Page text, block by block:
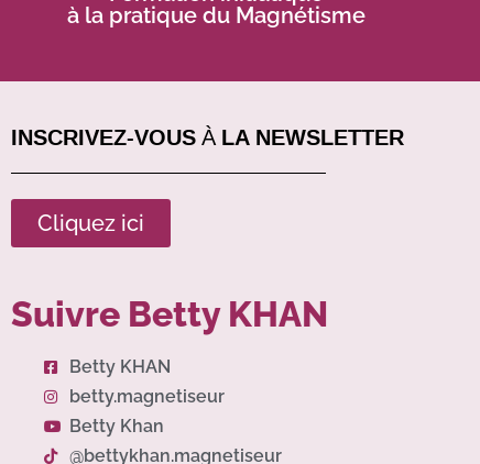
à la pratique du Magnétisme
INSCRIVEZ-VOUS À LA NEWSLETTER
Cliquez ici
Suivre Betty KHAN
Betty KHAN
betty.magnetiseur
Betty Khan
@bettykhan.magnetiseur